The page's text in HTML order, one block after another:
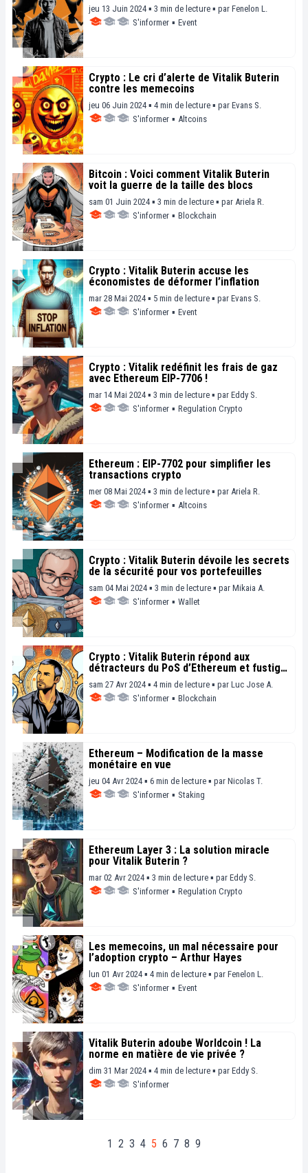
jeu 13 Juin 2024 ▪ 3 min de lecture ▪ par Fenelon L.
S'informer ▪ Event
Crypto : Le cri d’alerte de Vitalik Buterin
contre les memecoins
jeu 06 Juin 2024 ▪ 4 min de lecture ▪ par Evans S.
S'informer ▪ Altcoins
Bitcoin : Voici comment Vitalik Buterin
voit la guerre de la taille des blocs
sam 01 Juin 2024 ▪ 3 min de lecture ▪ par Ariela R.
S'informer ▪ Blockchain
Crypto : Vitalik Buterin accuse les
économistes de déformer l’inflation
mar 28 Mai 2024 ▪ 5 min de lecture ▪ par Evans S.
S'informer ▪ Event
Crypto : Vitalik redéfinit les frais de gaz
avec Ethereum EIP-7706 !
mar 14 Mai 2024 ▪ 3 min de lecture ▪ par Eddy S.
S'informer ▪ Regulation Crypto
Ethereum : EIP-7702 pour simplifier les
transactions crypto
mer 08 Mai 2024 ▪ 3 min de lecture ▪ par Ariela R.
S'informer ▪ Altcoins
Crypto : Vitalik Buterin dévoile les secrets
de la sécurité pour vos portefeuilles
sam 04 Mai 2024 ▪ 3 min de lecture ▪ par Mikaia A.
S'informer ▪ Wallet
Crypto : Vitalik Buterin répond aux
détracteurs du PoS d’Ethereum et fustige
le PoW
sam 27 Avr 2024 ▪ 4 min de lecture ▪ par Luc Jose A.
S'informer ▪ Blockchain
Ethereum – Modification de la masse
monétaire en vue
jeu 04 Avr 2024 ▪ 6 min de lecture ▪ par Nicolas T.
S'informer ▪ Staking
Ethereum Layer 3 : La solution miracle
pour Vitalik Buterin ?
mar 02 Avr 2024 ▪ 3 min de lecture ▪ par Eddy S.
S'informer ▪ Regulation Crypto
Les memecoins, un mal nécessaire pour
l’adoption crypto – Arthur Hayes
lun 01 Avr 2024 ▪ 4 min de lecture ▪ par Fenelon L.
S'informer ▪ Event
Vitalik Buterin adoube Worldcoin ! La
norme en matière de vie privée ?
dim 31 Mar 2024 ▪ 4 min de lecture ▪ par Eddy S.
S'informer
1 2 3 4 5 6 7 8 9